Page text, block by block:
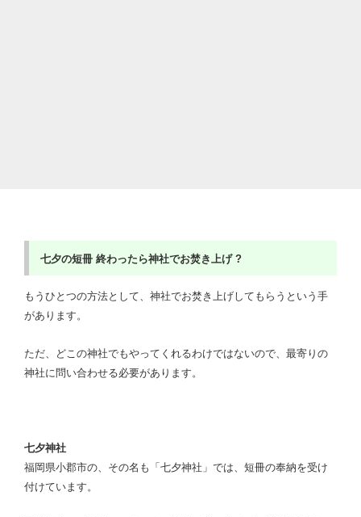
七夕の短冊 終わったら神社でお焚き上げ ?
もうひとつの方法として、神社でお焚き上げしてもらうという手
があります。
ただ、どこの神社でもやってくれるわけではないので、最寄りの
神社に問い合わせる必要があります。
七夕神社
福岡県小郡市の、その名も「七夕神社」では、短冊の奉納を受け
付けています。